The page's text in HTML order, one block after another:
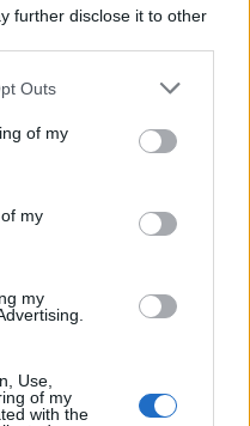
further disclose it to other
one or more Google
You may click to
its third-party tags to
in below Google
Outs
of my
my
my
Use,
of my
with the
e letture per